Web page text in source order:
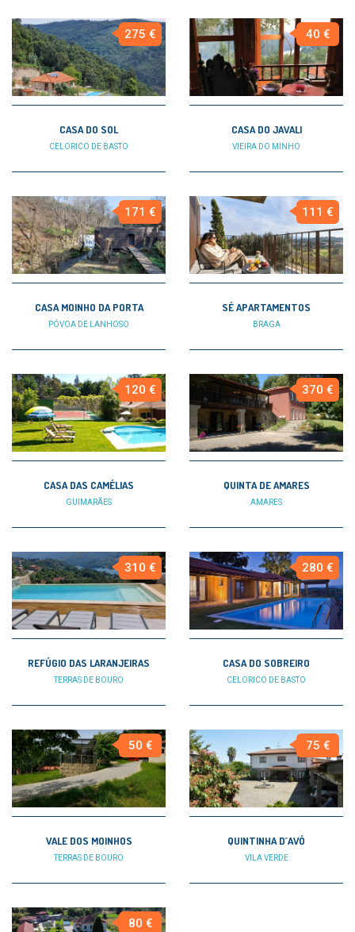
275 €
CASA DO SOL
CELORICO DE BASTO
40 €
CASA DO JAVALI
VIEIRA DO MINHO
171 €
CASA MOINHO DA PORTA
PÓVOA DE LANHOSO
111 €
SÉ APARTAMENTOS
BRAGA
120 €
CASA DAS CAMÉLIAS
GUIMARÃES
370 €
QUINTA DE AMARES
AMARES
310 €
REFÚGIO DAS LARANJEIRAS
TERRAS DE BOURO
280 €
CASA DO SOBREIRO
CELORICO DE BASTO
50 €
VALE DOS MOINHOS
TERRAS DE BOURO
75 €
QUINTINHA D´AVÓ
VILA VERDE
80 €